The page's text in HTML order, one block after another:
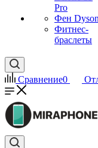
Pro
Фен Dyson
Фитнес-
браслеты
Сравнение0